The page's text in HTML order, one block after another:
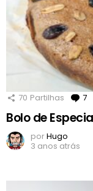
70 Partilhas 7
Bolo de
porHugo
3 anos atrás